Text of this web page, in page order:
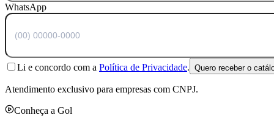
WhatsApp
Li e concordo com a Política de Privacidade. Quero receber o
Atendimento exclusivo para empresas com CNPJ.
Conheça a Gol